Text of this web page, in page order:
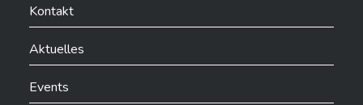
Kontakt
Aktuelles
Events